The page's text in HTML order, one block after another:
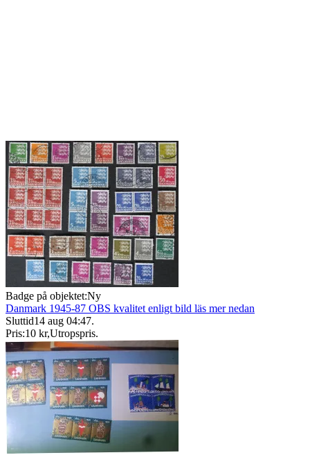
Badge på objektet:Ny
Danmark 1945-87 OBS kvalitet enligt bild läs mer nedan
Sluttid14 aug 04:47.
Pris:10 kr,Utropspris.